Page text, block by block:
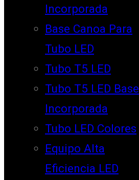
Incorporada
Base Canoa Para
Tubo LED
Tubo T5 LED
Tubo T5 LED Base
Incorporada
Tubo LED Colores
Equipo Alta
Eficiencia LED